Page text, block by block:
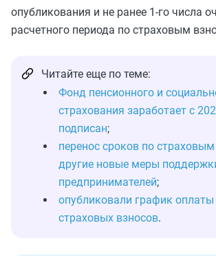
опубликования и не ранее 1-го числа
расчетного периода по страховым
Читайте еще по теме:
Фонд пенсионного и
страхования заработает с
подписан;
перенос сроков по
другие новые меры
предпринимателей;
опубликовали график
страховых взносов.